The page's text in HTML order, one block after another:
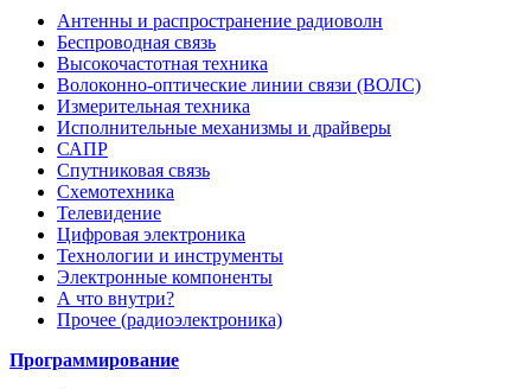
Антенны и распространение радиоволн
Беспроводная связь
Высокочастотная техника
Волоконно-оптические линии связи (ВОЛС)
Измерительная техника
Исполнительные механизмы и драйверы
САПР
Спутниковая связь
Схемотехника
Телевидение
Цифровая электроника
Технологии и инструменты
Электронные компоненты
А что внутри?
Прочее (радиоэлектроника)
Программирование